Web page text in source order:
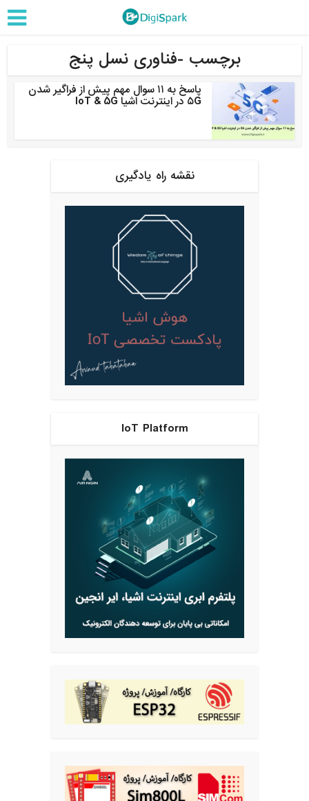
برچسب -فناوری نسل پنج
پاسخ به ۱۱ سوال مهم پیش از فراگیر شدن
۵G در اینترنت اشیا IoT & 5G
نقشه راه یادگیری
IoT Platform